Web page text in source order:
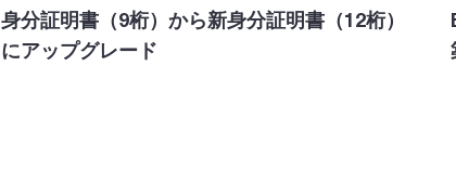
身分証明書（9桁）から新身分証明書（12桁）
にアップグレード